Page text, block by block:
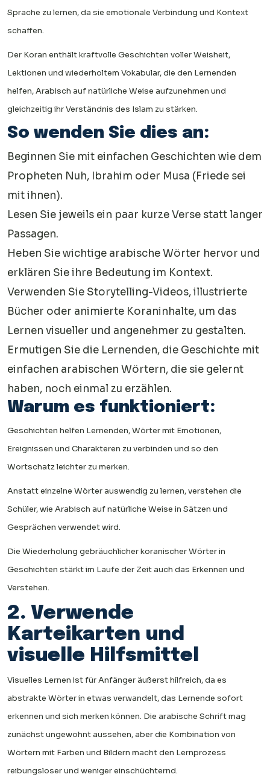
Sprache zu lernen, da sie emotionale Verbindung und Kontext
schaffen.
Der Koran enthält kraftvolle Geschichten voller Weisheit,
Lektionen und wiederholtem Vokabular, die den Lernenden
helfen, Arabisch auf natürliche Weise aufzunehmen und
gleichzeitig ihr Verständnis des Islam zu stärken.
So wenden Sie dies an:
Beginnen Sie mit einfachen Geschichten wie dem
Propheten Nuh, Ibrahim oder Musa (Friede sei
mit ihnen).
Lesen Sie jeweils ein paar kurze Verse statt langer
Passagen.
Heben Sie wichtige arabische Wörter hervor und
erklären Sie ihre Bedeutung im Kontext.
Verwenden Sie Storytelling-Videos, illustrierte
Bücher oder animierte Koraninhalte, um das
Lernen visueller und angenehmer zu gestalten.
Ermutigen Sie die Lernenden, die Geschichte mit
einfachen arabischen Wörtern, die sie gelernt
haben, noch einmal zu erzählen.
Warum es funktioniert:
Geschichten helfen Lernenden, Wörter mit Emotionen,
Ereignissen und Charakteren zu verbinden und so den
Wortschatz leichter zu merken.
Anstatt einzelne Wörter auswendig zu lernen, verstehen die
Schüler, wie Arabisch auf natürliche Weise in Sätzen und
Gesprächen verwendet wird.
Die Wiederholung gebräuchlicher koranischer Wörter in
Geschichten stärkt im Laufe der Zeit auch das Erkennen und
Verstehen.
2. Verwende
Karteikarten und
visuelle Hilfsmittel
Visuelles Lernen ist für Anfänger äußerst hilfreich, da es
abstrakte Wörter in etwas verwandelt, das Lernende sofort
erkennen und sich merken können. Die arabische Schrift mag
zunächst ungewohnt aussehen, aber die Kombination von
Wörtern mit Farben und Bildern macht den Lernprozess
reibungsloser und weniger einschüchternd.